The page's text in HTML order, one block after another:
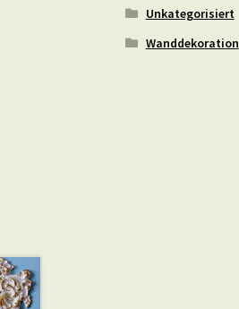
Unkategorisiert
Wanddekoration